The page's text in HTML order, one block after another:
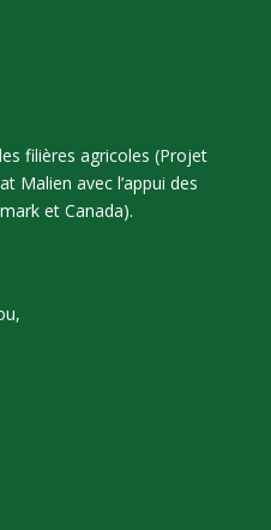
filières agricoles (Projet
Malien avec l’appui des
et Canada).